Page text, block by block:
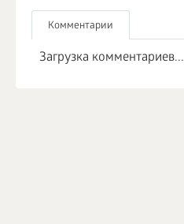
Комментарии
Загрузка комментариев...